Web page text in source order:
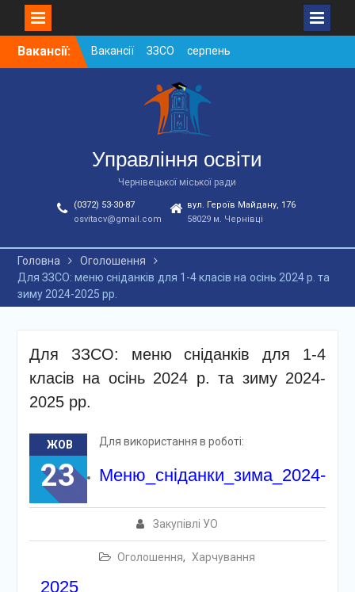
SkipВакансії:
Вакансії ЗЗСО серпень
2026
Вакансії ЗЗСО червень
Вакансії у ЗДО та
дошкільних підрозділах
ЗЗСО станом на
01.08.2026 р.
Управління освіти
Чернівецької міської ради
(0372) 53-30-87
osvitacv@gmail.com
вул. Героїв Майдану, 176
58029 м. Чернівці
Головна
Оголошення
Для ЗЗСО: меню сніданків для 1-4 класів на осінь 2024 р. та
зиму 2024-2025 рр.
Для ЗЗСО: меню сніданків для 1-4
класів на осінь 2024 р. та зиму 2024-
2025 рр.
ЖОВ
23
Закупівлі УО
Оголошення, Харчування
Для використання в роботі:
Меню_сніданки_зима_2024-
2025